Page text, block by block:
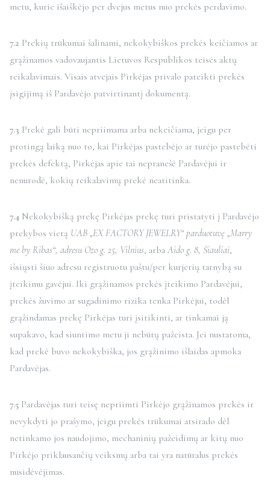
metu, kurie išaiškėjo per dvejus metus nuo prekės perdavimo.
7.2 Prekių trūkumai šalinami, nekokybiškos prekės keičiamos ar
grąžinamos vadovaujantis Lietuvos Respublikos teisės aktų
reikalavimais. Visais atvejais Pirkėjas privalo pateikti prekės
įsigijimą iš Pardavėjo patvirtinantį dokumentą.
7.3 Prekė gali būti nepriimama arba nekeičiama, jeigu per
protingą laiką nuo to, kai Pirkėjas pastebėjo ar turėjo pastebėti
prekės defektą, Pirkėjas apie tai nepranešė Pardavėjui ir
nenurodė, kokių reikalavimų prekė neatitinka.
7.4 Nekokybišką prekę Pirkėjas prekę turi pristatyti į Pardavėjo
prekybos vietą UAB „EX FACTORY JEWELRY“ parduotuvę „Marry
me by Ribas“, adresu Ozo g. 25, Vilnius, arba Aido g. 8, Šiauliai,
išsiųsti šiuo adresu registruotu paštu/per kurjerių tarnybą su
įteikimu gavėjui. Iki grąžinamos prekės įteikimo Pardavėjui,
prekės žuvimo ar sugadinimo rizika tenka Pirkėjui, todėl
grąžindamas prekę Pirkėjas turi įsitikinti, ar tinkamai ją
supakavo, kad siuntimo metu ji nebūtų pažeista. Jei nustatoma,
kad prekė buvo nekokybiška, jos grąžinimo išlaidas apmoka
Pardavėjas.
7.5 Pardavėjas turi teisę nepriimti Pirkėjo grąžinamos prekės ir
nevykdyti jo prašymo, jeigu prekės trūkumai atsirado dėl
netinkamo jos naudojimo, mechaninių pažeidimų ar kitų nuo
Pirkėjo priklausančių veiksmų arba tai yra natūralus prekės
nusidėvėjimas.